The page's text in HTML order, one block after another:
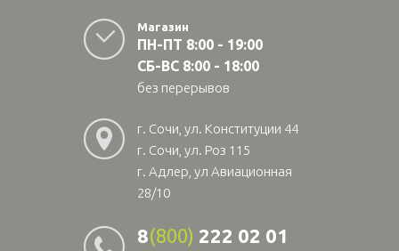
Магазин
ПН-ПТ 8:00 - 19:00
СБ-ВС 8:00 - 18:00
без перерывов
г. Сочи, ул. Конституции 44
г. Сочи, ул. Роз 115
г. Адлер, ул Авиационная
28/10
8(800) 222 02 01